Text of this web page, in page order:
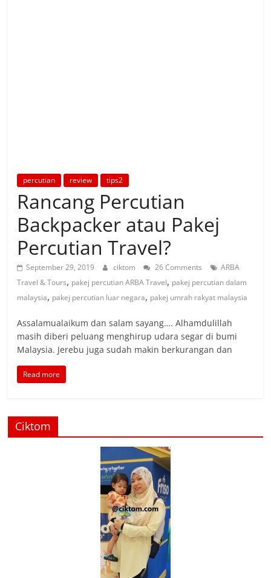
percutian review tips2
Rancang Percutian
Backpacker atau Pakej
Percutian Travel?
September 29, 2019 ciktom 26 Comments
ARBA
Travel & Tours, pakej percutian ARBA Travel, pakej percutian dalam
malaysia, pakej percutian luar negara, pakej umrah rakyat malaysia
Assalamualaikum dan salam sayang…. Alhamdulillah
masih diberi peluang menghirup udara segar di bumi
Malaysia. Jerebu juga sudah makin berkurangan dan
Read more
Ciktom